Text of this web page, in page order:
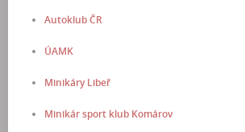
Autoklub ČR
ÚAMK
Minikáry Libeř
Minikár sport klub Komárov